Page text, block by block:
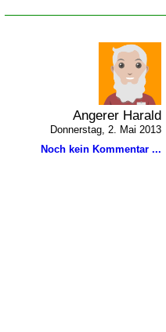
Angerer Harald
Donnerstag, 2. Mai 2013
Noch kein Kommentar ...